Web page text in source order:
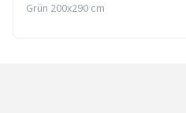
Grün 200x290 cm